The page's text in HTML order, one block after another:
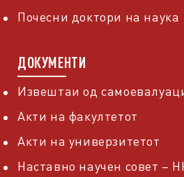
Почесни доктори на наука
ДОКУМЕНТИ
Извештаи од
Акти на факултетот
Акти на универзитетот
Наставно научен совет –